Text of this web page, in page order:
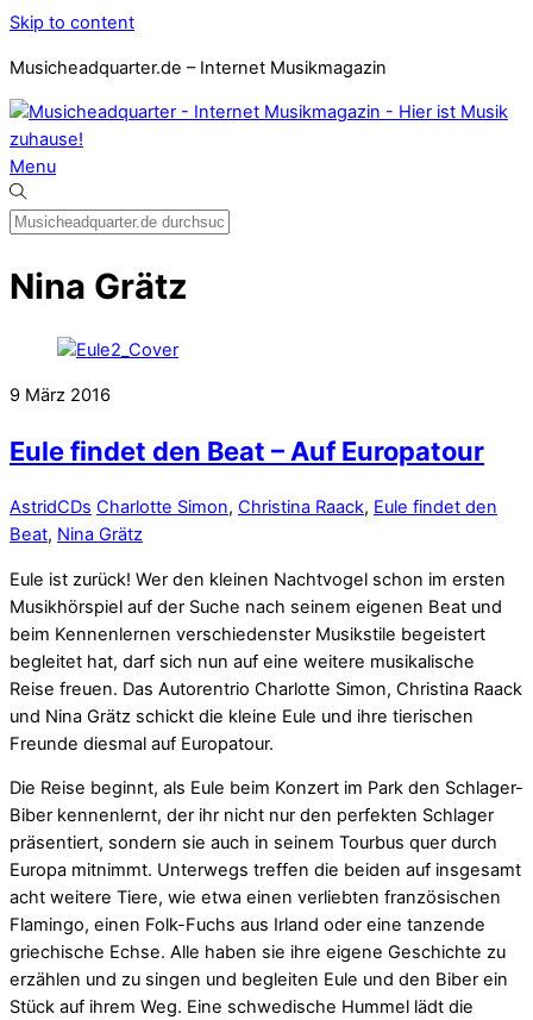
Skip to content
Musicheadquarter.de – Internet Musikmagazin
Menu
Nina Grätz
9 März 2016
Eule findet den Beat – Auf Europatour
AstridCDs Charlotte Simon, Christina Raack, Eule findet den
Beat, Nina Grätz
Eule ist zurück! Wer den kleinen Nachtvogel schon im ersten
Musikhörspiel auf der Suche nach seinem eigenen Beat und
beim Kennenlernen verschiedenster Musikstile begeistert
begleitet hat, darf sich nun auf eine weitere musikalische
Reise freuen. Das Autorentrio Charlotte Simon, Christina Raack
und Nina Grätz schickt die kleine Eule und ihre tierischen
Freunde diesmal auf Europatour.
Die Reise beginnt, als Eule beim Konzert im Park den Schlager-
Biber kennenlernt, der ihr nicht nur den perfekten Schlager
präsentiert, sondern sie auch in seinem Tourbus quer durch
Europa mitnimmt. Unterwegs treffen die beiden auf insgesamt
acht weitere Tiere, wie etwa einen verliebten französischen
Flamingo, einen Folk-Fuchs aus Irland oder eine tanzende
griechische Echse. Alle haben sie ihre eigene Geschichte zu
erzählen und zu singen und begleiten Eule und den Biber ein
Stück auf ihrem Weg. Eine schwedische Hummel lädt die